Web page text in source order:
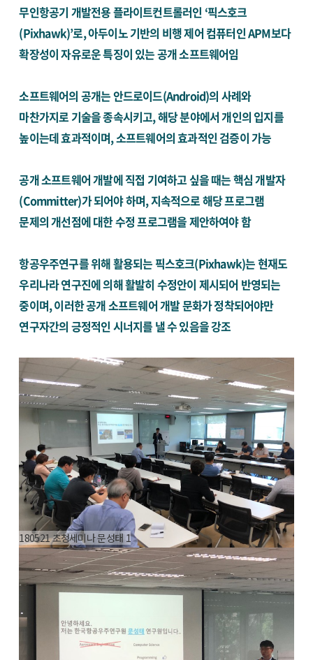
무인항공기 개발전용 플라이트컨트롤러인 ‘픽스호크
(Pixhawk)’로, 아두이노 기반의 비행 제어 컴퓨터인 APM보다
확장성이 자유로운 특징이 있는 공개 소프트웨어임
소프트웨어의 공개는 안드로이드(Android)의 사례와
마찬가지로 기술을 종속시키고, 해당 분야에서 개인의 입지를
높이는데 효과적이며, 소프트웨어의 효과적인 검증이 가능
공개 소프트웨어 개발에 직접 기여하고 싶을 때는 핵심 개발자
(Committer)가 되어야 하며, 지속적으로 해당 프로그램
문제의 개선점에 대한 수정 프로그램을 제안하여야 함
항공우주연구를 위해 활용되는 픽스호크(Pixhawk)는 현재도
우리나라 연구진에 의해 활발히 수정안이 제시되어 반영되는
중이며, 이러한 공개 소프트웨어 개발 문화가 정착되어야만
연구자간의 긍정적인 시너지를 낼 수 있음을 강조
180521 초청세미나 문성태 1